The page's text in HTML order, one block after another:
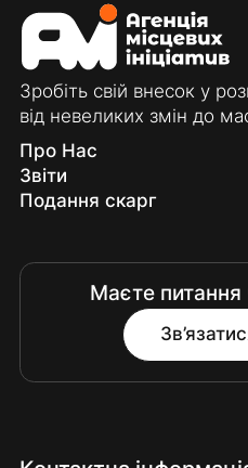
Зробіть свій внесок у
від невеликих змін до
Про Нас
Звіти
Подання скарг
Маєте питання